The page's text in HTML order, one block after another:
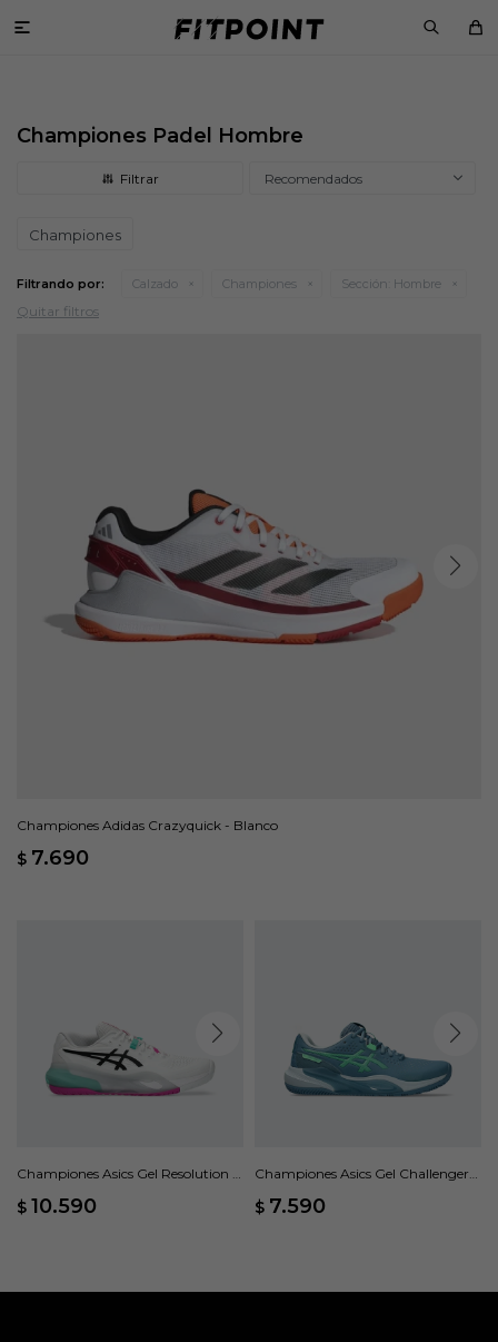

Championes Padel Hombre
Recomendados
Championes
Filtrando por: Calzado Championes Sección: Hombre
Quitar filtros
Championes Adidas Crazyquick - Blanco
$ 7.690
Championes Asics Gel Resolution X
$ 10.590
Championes Asics Gel Challenger
$ 7.590